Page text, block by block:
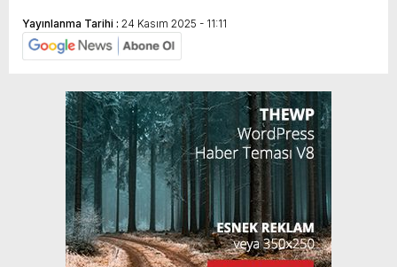
Yayınlanma Tarihi : 24 Kasım 2025 - 11:11